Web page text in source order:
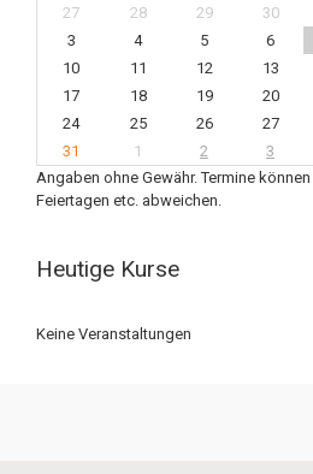
27
28 29 30
3
4 5 6
10
11 12 13
17
18 19 20
24
25 26 27
31
1 2 3
Angaben ohne Gewähr. Termine
Feiertagen etc. abweichen.
Heutige Kurse
Keine Veranstaltungen